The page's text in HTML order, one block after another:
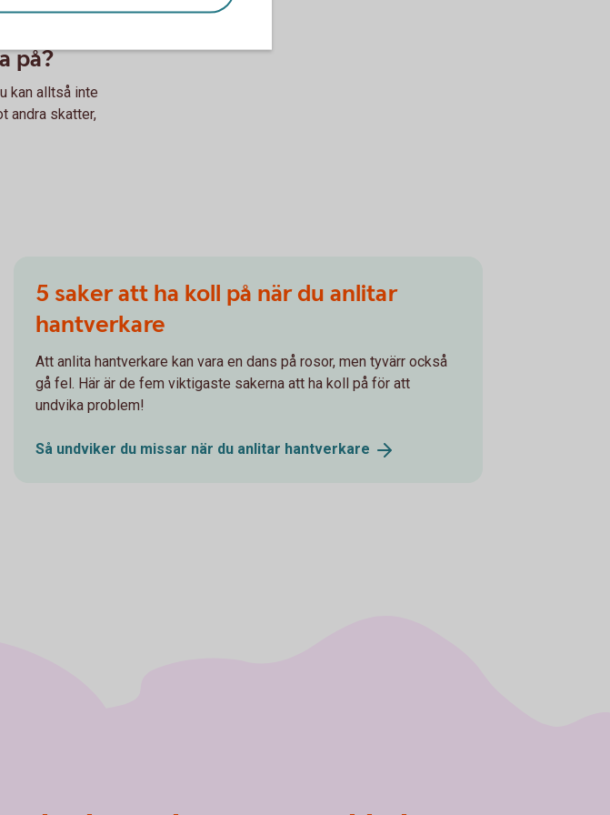
till rot- och
på?
kan alltså inte
andra skatter,
5 saker att ha koll på när du anlitar
hantverkare
Att anlita hantverkare kan vara en dans på rosor, men tyvärr också
gå fel. Här är de fem viktigaste sakerna att ha koll på för att
undvika problem!
Så undviker du missar när du anlitar hantverkare